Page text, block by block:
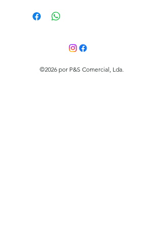
©2026 por P&S Comercial, Lda.